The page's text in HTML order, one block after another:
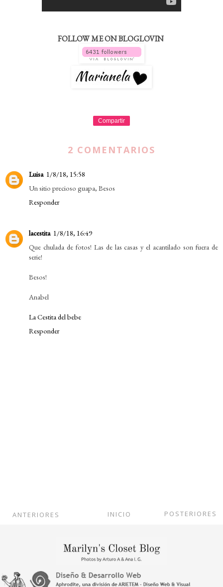
FOLLOW ME ON BLOGLOVIN
Compartir
2 COMENTARIOS
Luisa 1/8/18, 15:58
Un sitio precioso guapa, Besos
Responder
lacestita 1/8/18, 16:49
Que chulada de fotos! Las de las casas y el acantilado son fuera de
serie!
Besos!
Anabel
La Cestita del bebe
Responder
POSTERIORES
INICIO
ANTERIORES